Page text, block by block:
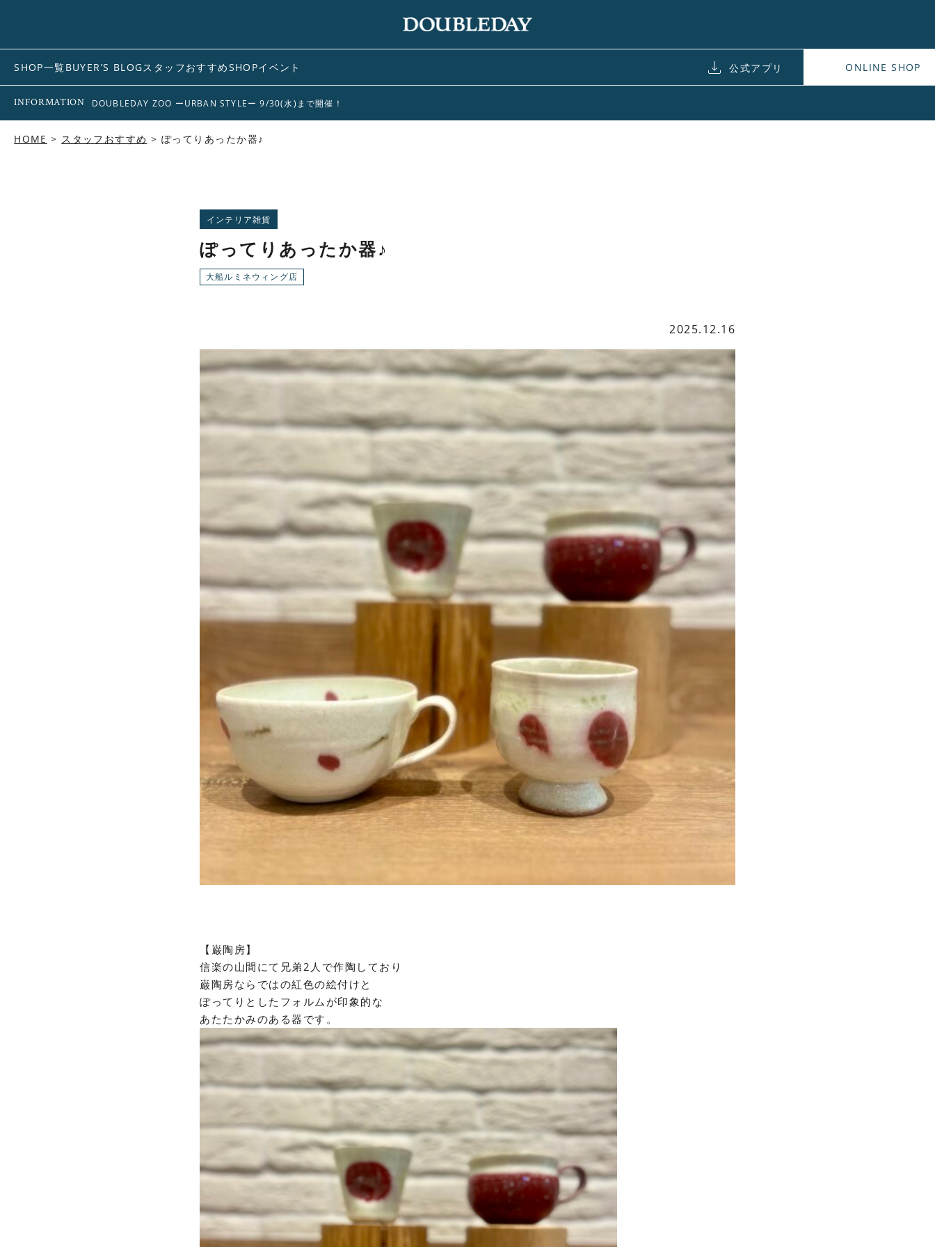
SHOP一覧BUYER’S BLOGスタッフおすすめSHOPイベント 公式アプリ ONLINE SHOP
INFORMATION DOUBLEDAY ZOO ーURBAN STYLEー 9/30(水)まで開催！
HOME スタッフおすすめ ぽってりあったか器♪
インテリア雑貨
ぽってりあったか器♪
大船ルミネウィング店
2025.12.16
【巌陶房】
信楽の山間にて兄弟2人で作陶しており
巌陶房ならではの紅色の絵付けと
ぽってりとしたフォルムが印象的な
あたたかみのある器です。